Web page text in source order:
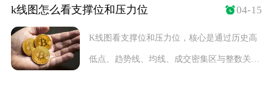
k线图怎么看支撑位和压力位 04-15
K线图看支撑位和压力位，核心是通过历史高
低点、趋势线、均线、成交密集区与整数关口